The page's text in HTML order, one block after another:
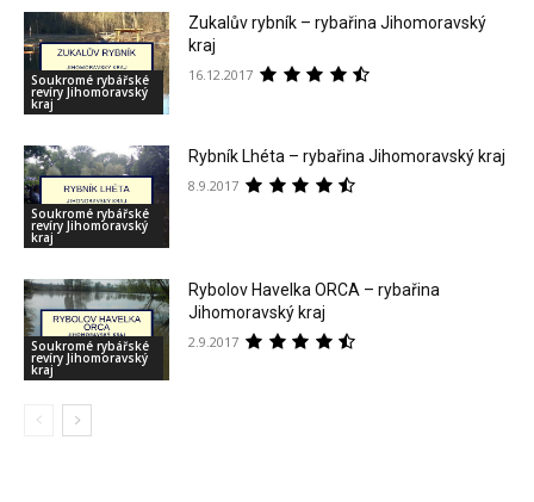
Soukromé rybářské
revíry Jihomoravský
kraj
Zukalův rybník – rybařina Jihomoravský
kraj
16.12.2017
Soukromé rybářské
revíry Jihomoravský
kraj
Rybník Lhéta – rybařina Jihomoravský kraj
8.9.2017
Soukromé rybářské
revíry Jihomoravský
kraj
Rybolov Havelka ORCA – rybařina
Jihomoravský kraj
2.9.2017